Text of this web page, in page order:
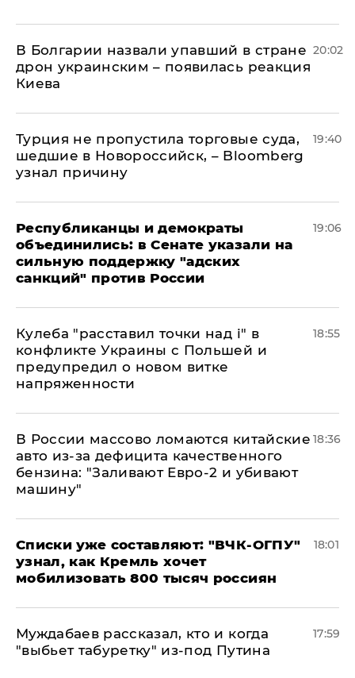
В Болгарии назвали упавший в стране
дрон украинским – появилась реакция
Киева
20:02
Турция не пропустила торговые суда,
шедшие в Новороссийск, – Bloomberg
узнал причину
19:40
Республиканцы и демократы
объединились: в Сенате указали на
сильную поддержку "адских
санкций" против России
19:06
Кулеба "расставил точки над і" в
конфликте Украины с Польшей и
предупредил о новом витке
напряженности
18:55
В России массово ломаются китайские
авто из-за дефицита качественного
бензина: "Заливают Евро-2 и убивают
машину"
18:36
Списки уже составляют: "ВЧК-ОГПУ"
узнал, как Кремль хочет
мобилизовать 800 тысяч россиян
18:01
Муждабаев рассказал, кто и когда
"выбьет табуретку" из-под Путина
17:59